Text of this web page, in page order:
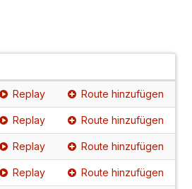
Replay Route hinzufügen
Replay Route hinzufügen
Replay Route hinzufügen
Replay Route hinzufügen